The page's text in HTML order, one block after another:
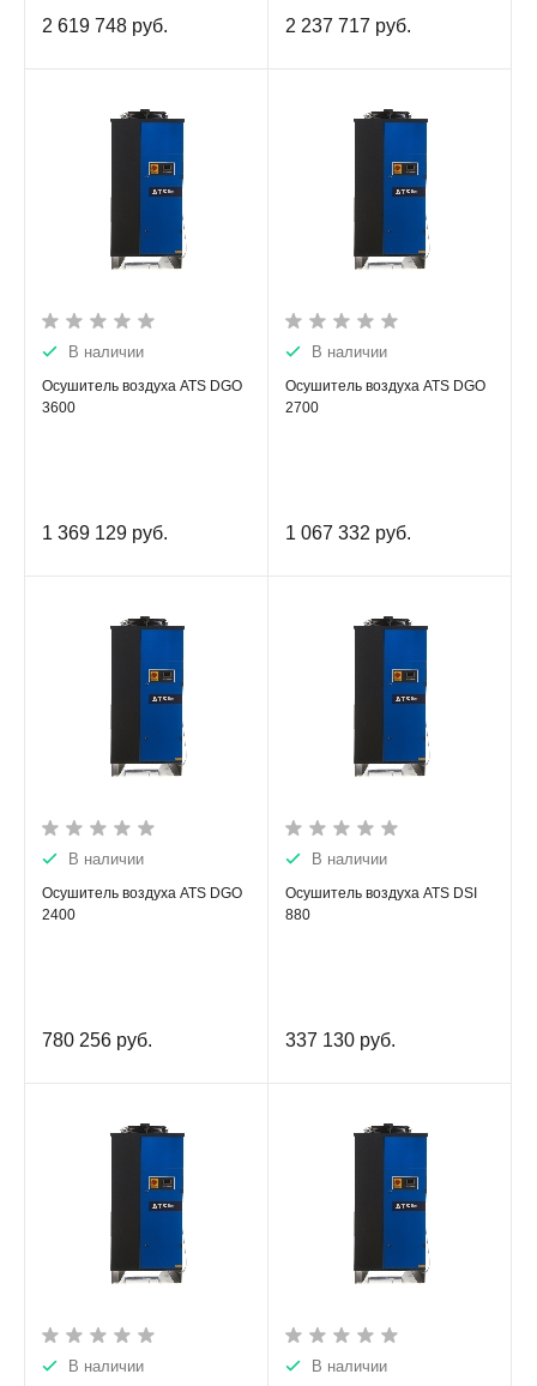
2 619 748 руб. 2 237 717 руб.
В наличии
Осушитель воздуха ATS DGO
3600
1 369 129 руб.
В наличии
Осушитель воздуха ATS DGO
2700
1 067 332 руб.
В наличии
Осушитель воздуха ATS DGO
2400
780 256 руб.
В наличии
Осушитель воздуха ATS DSI
880
337 130 руб.
В наличии В наличии